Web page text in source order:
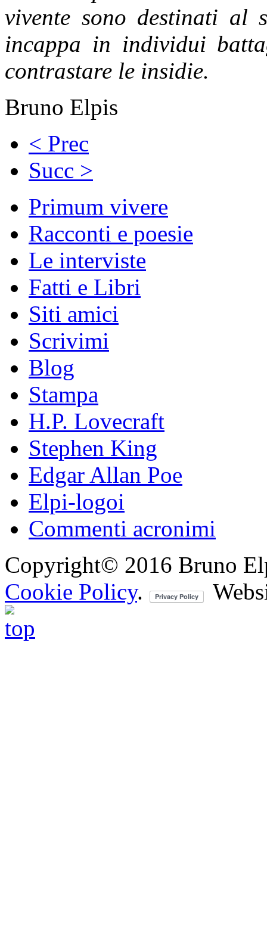
vivente sono destinati al
incappa in individui
contrastare le insidie.
Bruno Elpis
< Prec
Succ >
Primum vivere
Racconti e poesie
Le interviste
Fatti e Libri
Siti amici
Scrivimi
Blog
Stampa
H.P. Lovecraft
Stephen King
Edgar Allan Poe
Elpi-logoi
Commenti acronimi
Copyright© 2016 Bruno
Cookie Policy.